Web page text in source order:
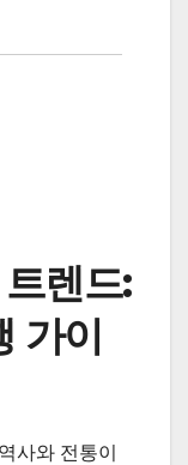
렌드:
가이
사와 전통이